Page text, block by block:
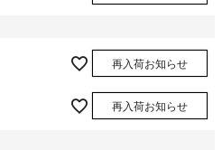
再入荷お知らせ
再入荷お知らせ